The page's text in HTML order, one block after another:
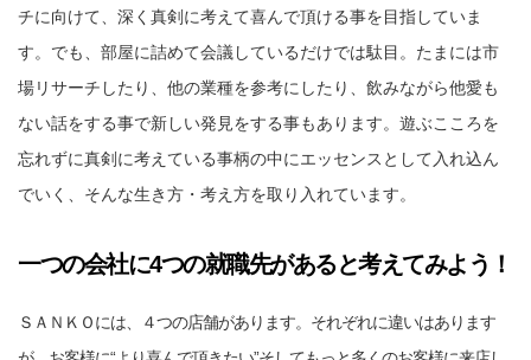
チに向けて、深く真剣に考えて喜んで頂ける事を目指していま
す。でも、部屋に詰めて会議しているだけでは駄目。たまには市
場リサーチしたり、他の業種を参考にしたり、飲みながら他愛も
ない話をする事で新しい発見をする事もあります。遊ぶこころを
忘れずに真剣に考えている事柄の中にエッセンスとして入れ込ん
でいく、そんな生き方・考え方を取り入れています。
一つの会社に4つの就職先があると考えてみよう！
ＳＡＮＫＯには、４つの店舗があります。それぞれに違いはあります